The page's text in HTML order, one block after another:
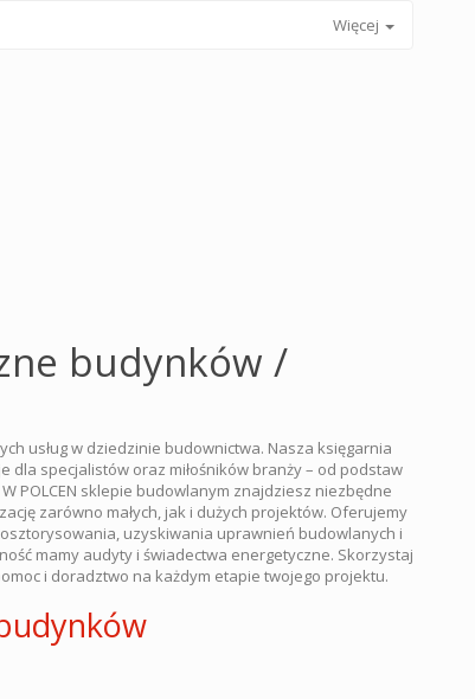
Więcej
budynków /
usług w dziedzinie budownictwa. Nasza księgarnia
specjalistów oraz miłośników branży – od podstaw
POLCEN sklepie budowlanym znajdziesz niezbędne
zarówno małych, jak i dużych projektów. Oferujemy
uzyskiwania uprawnień budowlanych i
mamy audyty i świadectwa energetyczne. Skorzystaj
i doradztwo na każdym etapie twojego projektu.